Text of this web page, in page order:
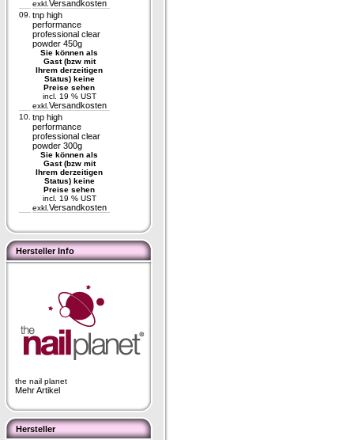
exkl. Versandkosten
09. tnp high
performance
professional clear
powder 450g
Sie können als
Gast (bzw mit
Ihrem derzeitigen
Status) keine
Preise sehen
incl. 19 % UST
exkl. Versandkosten
10. tnp high
performance
professional clear
powder 300g
Sie können als
Gast (bzw mit
Ihrem derzeitigen
Status) keine
Preise sehen
incl. 19 % UST
exkl. Versandkosten
Hersteller Info
the nail planet
Mehr Artikel
Hersteller